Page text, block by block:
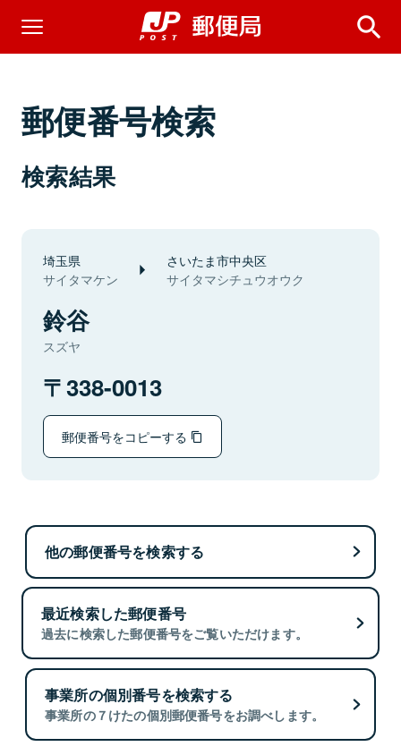
郵便番号検索
検索結果
埼玉県
サイタマケン
さいたま市中央区
サイタマシチュウオウク
鈴谷
スズヤ
338-0013
郵便番号をコピーする
他の郵便番号を検索する
最近検索した郵便番号
過去に検索した郵便番号をご覧いただけます。
事業所の個別番号を検索する
事業所の７けたの個別郵便番号をお調べします。